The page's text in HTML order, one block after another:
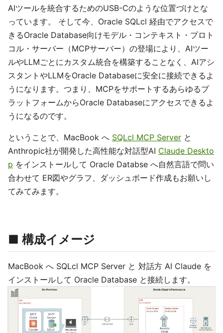
AIツールを統合するためのUSB-Cのような位置づけとな
っています。 そして今、Oracle SQLcl 経由でアクセスで
きるOracle Database向けモデル・コンテキスト・プロト
コル・サーバー（MCPサーバー）の登場により、AIツー
ルやLLMごとにカスタム統合を構築することなく、AIアシ
スタントやLLMをOracle Databaseに安全に接続できるよ
うになります。つまり、MCPをサポートするあらゆるプ
ラットフォームからOracle Databaseにアクセスできるよ
うになるのです。
ということで、MacBook へ SQLcl MCP Server と
Anthropic社が開発した高性能な対話型AI Claude Deskto
p をインストールして Oracle Databse へ自然言語で問い
合わせて ER図やグラフ、ダッシュボード作成もお願いし
てみてみます。
■ 構成イメージ
MacBook へ SQLcl MCP Server と 対話方 AI Claude を
インストールして Oracle Database と接続します。